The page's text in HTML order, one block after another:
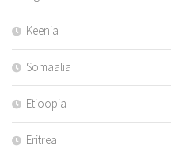
Keenia
Somaalia
Etioopia
Eritrea